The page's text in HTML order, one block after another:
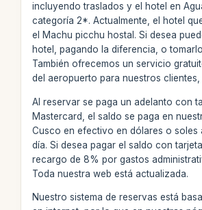
incluyendo traslados y el hotel en
categoría 2*. Actualmente, el hotel
el Machu picchu hostal. Si desea
hotel, pagando la diferencia, o
También ofrecemos un servicio
del aeropuerto para nuestros
Al reservar se paga un adelanto con
Mastercard, el saldo se paga en
Cusco en efectivo en dólares o soles
día. Si desea pagar el saldo con
recargo de 8% por gastos
Toda nuestra web está actualizada.
Nuestro sistema de reservas está